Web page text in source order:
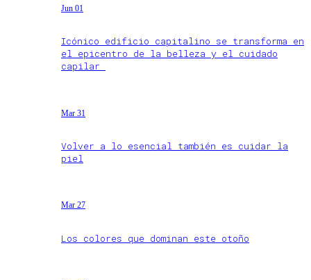
Jun 01
Icónico edificio capitalino se transforma en
el epicentro de la belleza y el cuidado
capilar
Mar 31
Volver a lo esencial también es cuidar la
piel
Mar 27
Los colores que dominan este otoño